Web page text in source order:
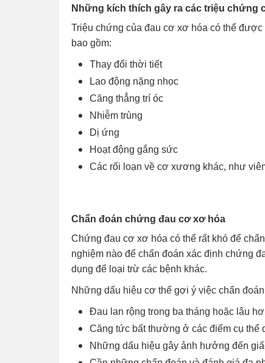
Những kích thích gây ra các triệu chứng
Triệu chứng của đau cơ xơ hóa có thể
bao gồm:
Thay đổi thời tiết
Lao động nặng nhọc
Căng thẳng trí óc
Nhiễm trùng
Dị ứng
Hoạt động gắng sức
Các rối loạn về cơ xương khác, như
C hẩn đoán chứng đau cơ xơ hóa
Chứng đau cơ xơ hóa có thể rất khó để
nghiệm nào để chẩn đoán xác định chứng
dụng để loại trừ các bệnh khác.
Những dấu hiệu cơ thể gợi ý việc chẩn
Đau lan rộng trong ba tháng hoặc lâu
Căng tức bất thường ở các điểm cụ thể
Những dấu hiệu gây ảnh hưởng đến